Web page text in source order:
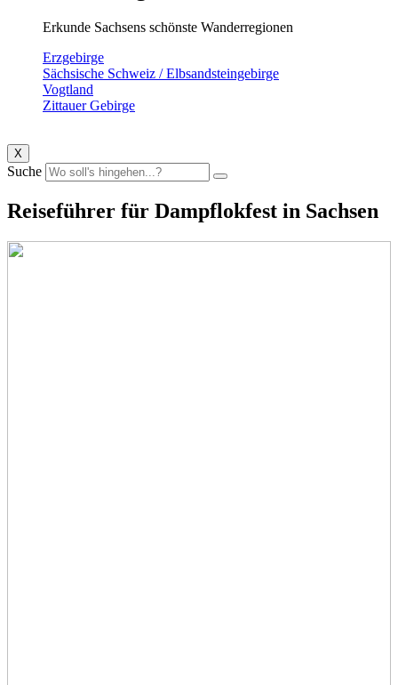
Erkunde Sachsens schönste Wanderregionen
Erzgebirge
Sächsische Schweiz / Elbsandsteingebirge
Vogtland
Zittauer Gebirge
X
Suche
Reiseführer für Dampflokfest in Sachsen